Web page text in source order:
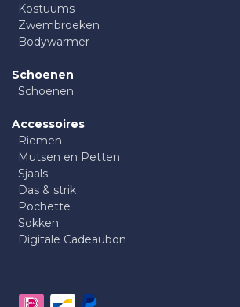
Kostuums
Zwembroeken
Bodywarmer
Schoenen
Schoenen
Accessoires
Riemen
Mutsen en Petten
Sjaals
Das & strik
Pochette
Sokken
Digitale Cadeaubon